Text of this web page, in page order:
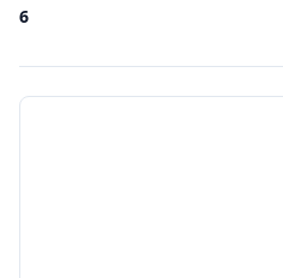
6